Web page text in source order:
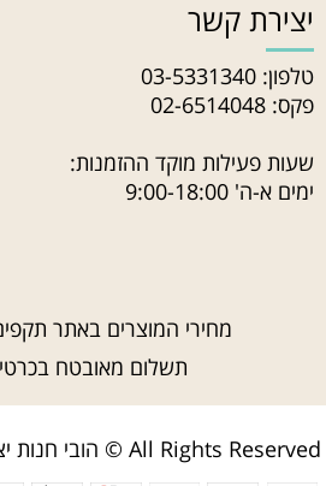
יצירת קשר
טלפון: 03-5331340
פקס: 02-6514048
שעות פעילות מוקד ההזמנות:
ימים א-ה' 9:00-18:00
מחירי המוצרים באתר
תשלום מאובטח
הובי חנות יצירה וחרוזים © All Rights Reserved